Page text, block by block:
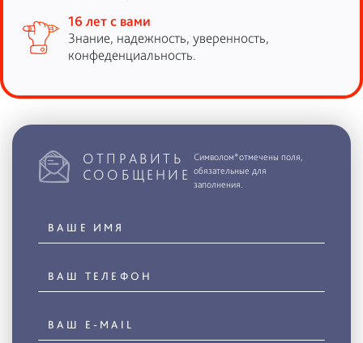
16 лет с вами
Знание, надежность, уверенность,
конфеденциальность.
ОТПРАВИТЬ
СООБЩЕНИЕ
Символом*отмечены поля,
обязательные для
заполнения.